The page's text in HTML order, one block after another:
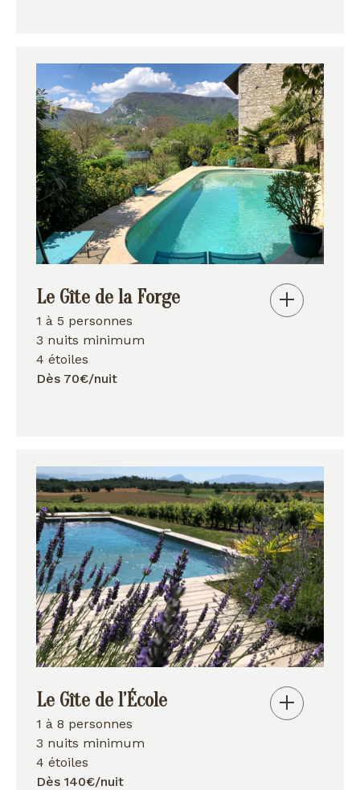
Le Gîte de la Forge
1 à 5 personnes
3 nuits minimum
4 étoiles
Dès 70€/nuit
Le Gîte de l’École
1 à 8 personnes
3 nuits minimum
4 étoiles
Dès 140€/nuit